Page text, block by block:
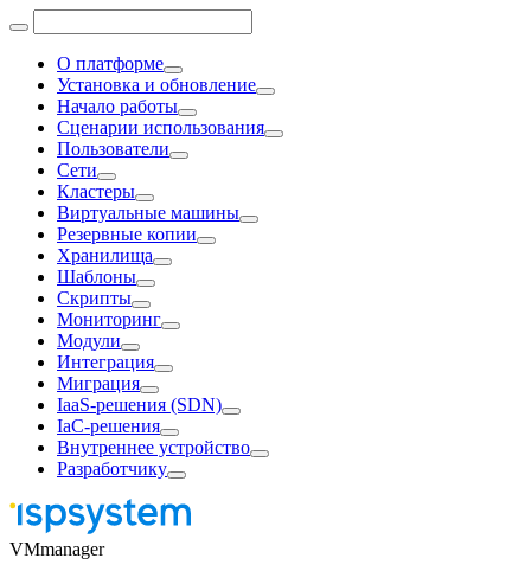
О платформе
Установка и обновление
Начало работы
Сценарии использования
Пользователи
Сети
Кластеры
Виртуальные машины
Резервные копии
Хранилища
Шаблоны
Скрипты
Мониторинг
Модули
Интеграция
Миграция
IaaS-решения (SDN)
IaC-решения
Внутреннее устройство
Разработчику
VMmanager